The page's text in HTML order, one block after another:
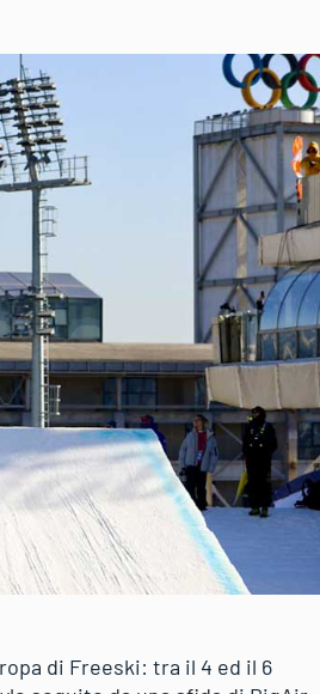
di Freeski: tra il 4 ed il 6